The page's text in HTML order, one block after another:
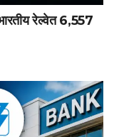
रेल्वेत 6,557